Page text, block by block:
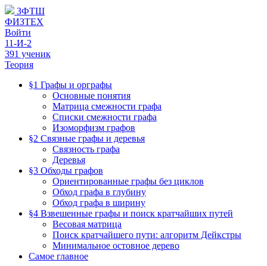
ЗФТШ
ФИЗТЕХ
Войти
11-И-2
391 ученик
Теория
§1 Графы и орграфы
Основные понятия
Матрица смежности графа
Списки смежности графа
Изоморфизм графов
§2 Связные графы и деревья
Связность графа
Деревья
§3 Обходы графов
Ориентированные графы без циклов
Обход графа в глубину
Обход графа в ширину
§4 Взвешенные графы и поиск кратчайших путей
Весовая матрица
Поиск кратчайшего пути: алгоритм Дейкстры
Минимальное остовное дерево
Самое главное